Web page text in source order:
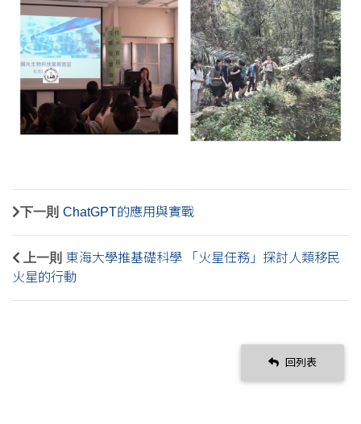
下一則 ChatGPT的應用與實戰
上一則 東海大學推基礎科學 「火星任務」探討人類移民
火星的行動
回列表